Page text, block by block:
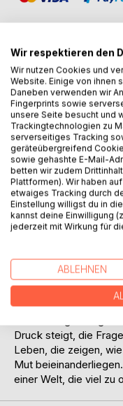
BESCHREIBUNG
Melina lebt für den
zerreißen. Marc
und das Gefühl, nie
Anerkennung in
Cedric fürchtet sich
der Welt zurück, und
als normal zu sein.
groß für ihre 13 Jahre
Rauch zu betäuben,
Mitschülerinnen
Einsamkeit, und
Druck steigt, die
Leben, die zeigen,
Mut
einer Welt, die viel zu
Wir respektieren den
Wir nutzen Cookies und
Website. Einige von ihnen
Daneben verwenden wir
Fingerprints sowie
unsere Seite besucht und
Trackingtechnologien zu
serverseitiges Tracking
geräteübergreifend
sowie gehashte E-Mail-
betten wir zudem
Plattformen). Wir haben
etwaiges Tracking durch
Einstellung willigst du in
kannst deine Einwilligung
jederzeit mit Wirkung für
ABLEHNEN